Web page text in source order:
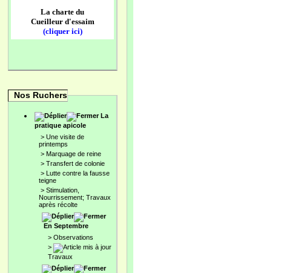
La charte du
Cueilleur d'essaim
(cliquer ici)
Nos Ruchers
La
pratique apicole
> Une visite de
printemps
> Marquage de reine
> Transfert de colonie
> Lutte contre la fausse
teigne
> Stimulation,
Nourrissement; Travaux
après récolte
En Septembre
> Observations
>
Travaux